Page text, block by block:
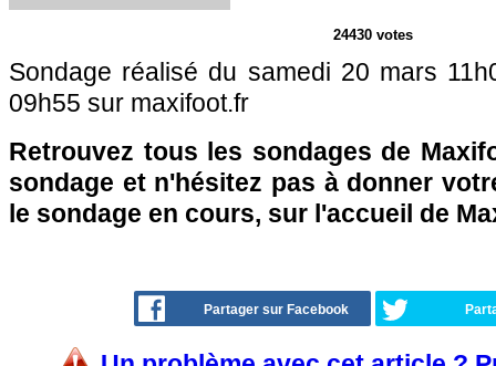
24430 votes
Sondage réalisé du samedi 20 mars
09h55 sur maxifoot.fr
Retrouvez tous les sondages de
sondage et n'hésitez pas à donner
le sondage en cours, sur l'accueil de
Partager sur Facebook